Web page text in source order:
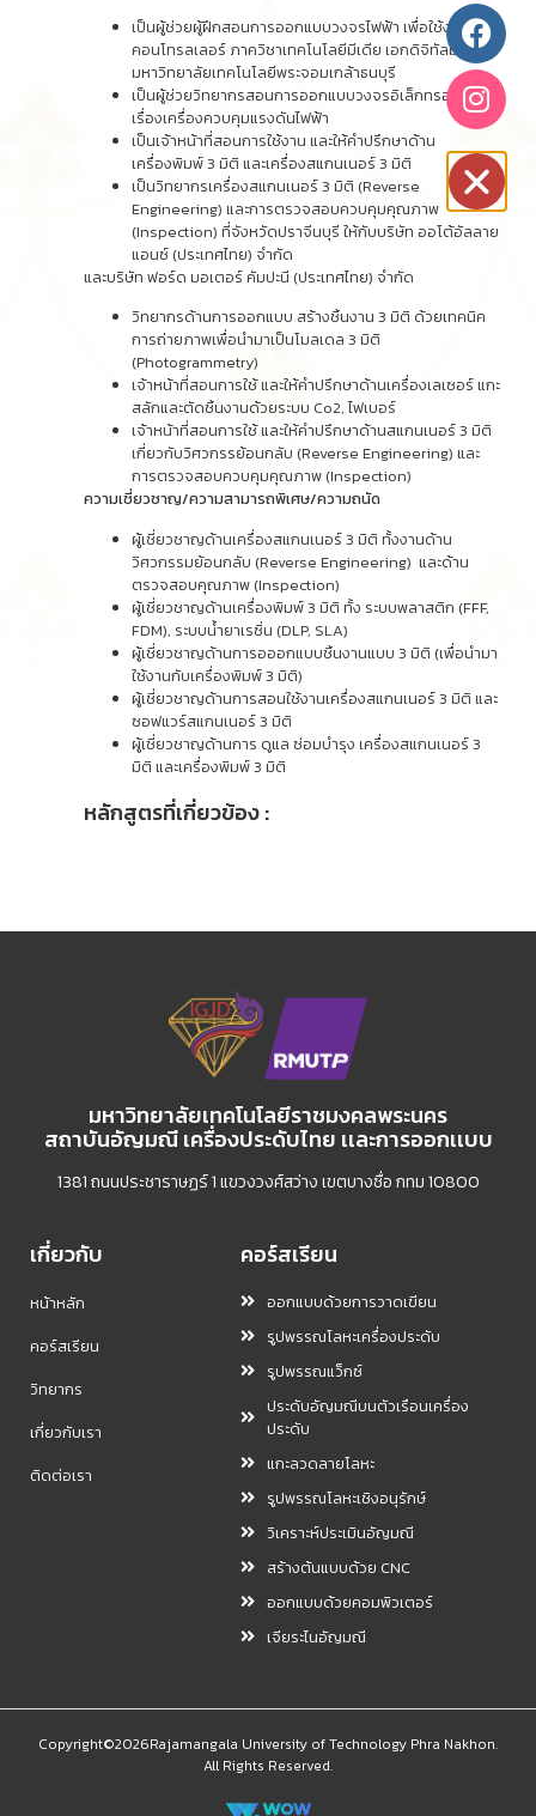
เป็นผู้ช่วยผู้ฝึกสอนการออกแบบวงจรไฟฟ้า เพื่อใช้งานกับ
คอนโทรลเลอร์ ภาควิชาเทคโนโลยีมีเดีย เอกดิจิทัลมีเดีย
มหาวิทยาลัยเทคโนโลยีพระจอมเกล้าธนบุรี
เป็นผู้ช่วยวิทยากรสอนการออกแบบวงจรอิเล็กทรอนิกส์
เรื่องเครื่องควบคุมแรงดันไฟฟ้า
เป็นเจ้าหน้าที่สอนการใช้งาน และให้คำปรึกษาด้าน
เครื่องพิมพ์ 3 มิติ และเครื่องสแกนเนอร์ 3 มิติ
เป็นวิทยากรเครื่องสแกนเนอร์ 3 มิติ (Reverse
Engineering) และการตรวจสอบควบคุมคุณภาพ
(Inspection) ที่จังหวัดปราจีนบุรี ให้กับบริษัท ออโต้อัลลาย
แอนซ์ (ประเทศไทย) จำกัด
และบริษัท ฟอร์ด มอเตอร์ คัมปะนี (ประเทศไทย) จำกัด
วิทยากรด้านการออกแบบ สร้างชิ้นงาน 3 มิติ ด้วยเทคนิค
การถ่ายภาพเพื่อนำมาเป็นโมลเดล 3 มิติ
(Photogrammetry)
เจ้าหน้าที่สอนการใช้ และให้คำปรึกษาด้านเครื่องเลเซอร์ แกะ
สลักและตัดชิ้นงานด้วยระบบ Co2, ไฟเบอร์
เจ้าหน้าที่สอนการใช้ และให้คำปรึกษาด้านสแกนเนอร์ 3 มิติ
เกี่ยวกับวิศวกรรย้อนกลับ (Reverse Engineering) และ
การตรวจสอบควบคุมคุณภาพ (Inspection)
ความเชี่ยวชาญ/ความสามารถพิเศษ/ความถนัด
ผู้เชี่ยวชาญด้านเครื่องสแกนเนอร์ 3 มิติ ทั้งงานด้าน
วิศวกรรมย้อนกลับ (Reverse Engineering) และด้าน
ตรวจสอบคุณภาพ (Inspection)
ผู้เชี่ยวชาญด้านเครื่องพิมพ์ 3 มิติ ทั้ง ระบบพลาสติก (FFF,
FDM), ระบบน้ำยาเรซิ่น (DLP, SLA)
ผู้เชี่ยวชาญด้านการอออกแบบชิ้นงานแบบ 3 มิติ (เพื่อนำมา
ใช้งานกับเครื่องพิมพ์ 3 มิติ)
ผู้เชี่ยวชาญด้านการสอนใช้งานเครื่องสแกนเนอร์ 3 มิติ และ
ซอฟแวร์สแกนเนอร์ 3 มิติ
ผู้เชี่ยวชาญด้านการ ดูแล ซ่อมบำรุง เครื่องสแกนเนอร์ 3
มิติ และเครื่องพิมพ์ 3 มิติ
หลักสูตรที่เกี่ยวข้อง :
มหาวิทยาลัยเทคโนโลยีราชมงคลพระนคร
สถาบันอัญมณี เครื่องประดับไทย เเละการออกเเบบ
1381 ถนนประชาราษฏร์ 1 แขวงวงศ์สว่าง เขตบางซื่อ กทม 10800
เกี่ยวกับ
หน้าหลัก
คอร์สเรียน
วิทยากร
เกี่ยวกับเรา
ติดต่อเรา
คอร์สเรียน
ออกแบบด้วยการวาดเขียน
รูปพรรณโลหะเครื่องประดับ
รูปพรรณแว็กซ์
ประดับอัญมณีบนตัวเรือนเครื่อง
ประดับ
แกะลวดลายโลหะ
รูปพรรณโลหะเชิงอนุรักษ์
วิเคราะห์ประเมินอัญมณี
สร้างต้นแบบด้วย CNC
ออกแบบด้วยคอมพิวเตอร์
เจียระไนอัญมณี
Copyright©2026Rajamangala University of Technology Phra Nakhon.
All Rights Reserved.